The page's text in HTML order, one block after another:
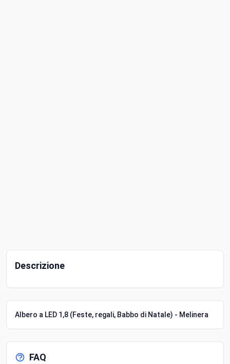
Descrizione
Albero a LED 1,8 (Feste, regali, Babbo di Natale) - Melinera
FAQ